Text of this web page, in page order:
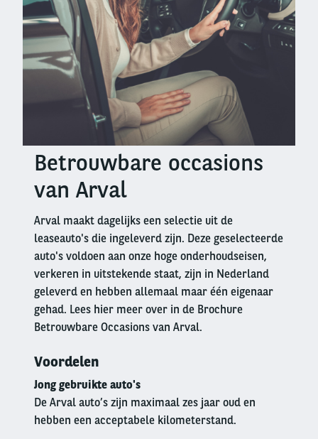
Right
columnBetrouwbare occasions
van Arval
Arval maakt dagelijks een selectie uit de
leaseauto's die ingeleverd zijn. Deze geselecteerde
auto's voldoen aan onze hoge onderhoudseisen,
verkeren in uitstekende staat, zijn in Nederland
geleverd en hebben allemaal maar één eigenaar
gehad. Lees hier meer over in de Brochure
Betrouwbare Occasions van Arval.
Voordelen
Jong gebruikte auto's
De Arval auto’s zijn maximaal zes jaar oud en
hebben een acceptabele kilometerstand.